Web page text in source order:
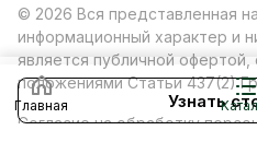
Узнать
Главная
© 2026 Вся представленная
информационный характер и
является публичной
положениями Статьи 437(2)
Согласие на обработку